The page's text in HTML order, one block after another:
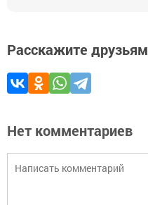
Расскажите друзьям
Нет комментариев